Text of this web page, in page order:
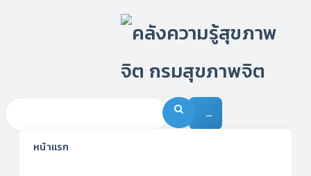
…
หน้าแรก